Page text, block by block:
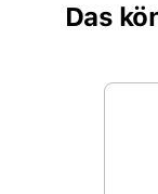
Das
Produktgalerie